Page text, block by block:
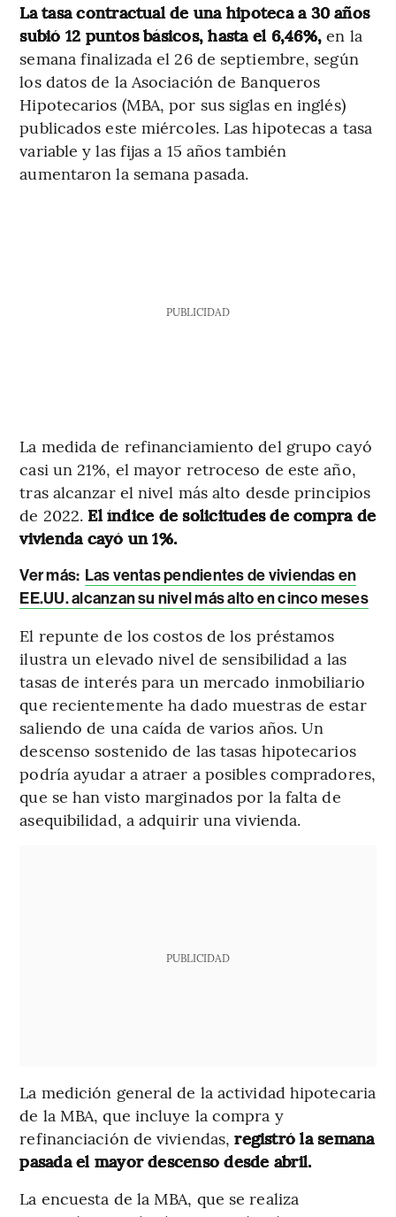
La tasa contractual de una hipoteca a 30 años
subió 12 puntos básicos, hasta el 6,46%,en la
semana finalizada el 26 de septiembre, según
los datos de la Asociación de Banqueros
Hipotecarios (MBA, por sus siglas en inglés)
publicados este miércoles. Las hipotecas a tasa
variable y las fijas a 15 años también
aumentaron la semana pasada.
PUBLICIDAD
La medida de refinanciamiento del grupo cayó
casi un 21%, el mayor retroceso de este año,
tras alcanzar el nivel más alto desde principios
de 2022. El índice de solicitudes de compra de
vivienda cayó un 1%.
Ver más: Las ventas pendientes de viviendas en
EE.UU. alcanzan su nivel más alto en cinco meses
El repunte de los costos de los préstamos
ilustra un elevado nivel de sensibilidad a las
tasas de interés para un mercado inmobiliario
que recientemente ha dado muestras de estar
saliendo de una caída de varios años. Un
descenso sostenido de las tasas hipotecarios
podría ayudar a atraer a posibles compradores,
que se han visto marginados por la falta de
asequibilidad, a adquirir una vivienda.
PUBLICIDAD
La medición general de la actividad hipotecaria
de la MBA, que incluye la compra y
refinanciación de viviendas,registró la semana
pasada el mayor descenso desde abril.
La encuesta de la MBA, que se realiza